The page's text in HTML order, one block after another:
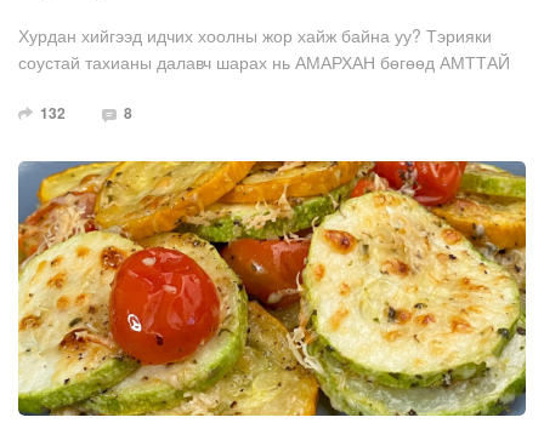
Хурдан хийгээд идчих хоолны жор хайж байна уу? Тэрияки
соустай тахианы далавч шарах нь АМАРХАН бөгөөд АМТТАЙ
132 8